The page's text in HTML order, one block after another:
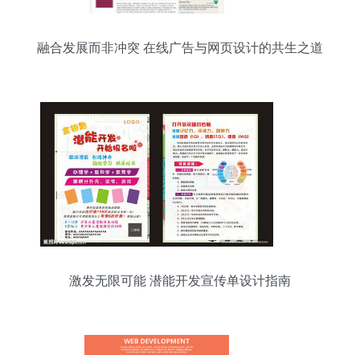
融合发展而非冲突 在线广告与网页设计的共生之道
激发无限可能 潜能开发宣传单设计指南